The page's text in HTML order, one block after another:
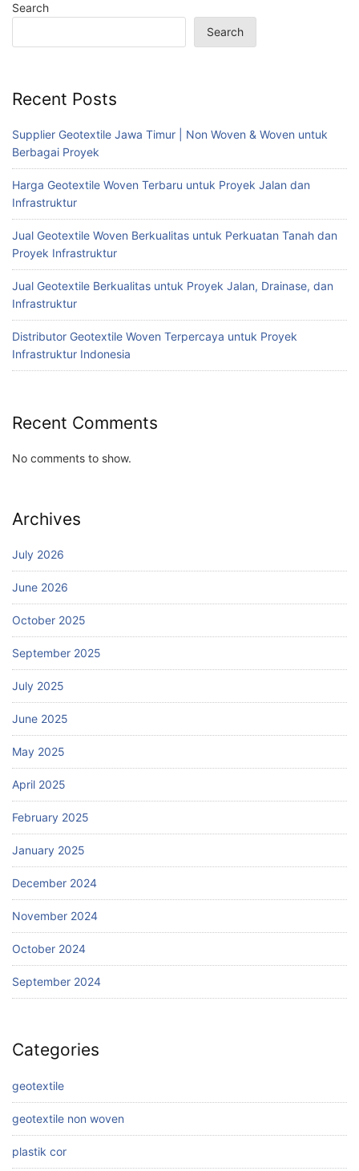
Search
Search
Recent Posts
Supplier Geotextile Jawa Timur | Non Woven & Woven untuk
Berbagai Proyek
Harga Geotextile Woven Terbaru untuk Proyek Jalan dan
Infrastruktur
Jual Geotextile Woven Berkualitas untuk Perkuatan Tanah dan
Proyek Infrastruktur
Jual Geotextile Berkualitas untuk Proyek Jalan, Drainase, dan
Infrastruktur
Distributor Geotextile Woven Terpercaya untuk Proyek
Infrastruktur Indonesia
Recent Comments
No comments to show.
Archives
July 2026
June 2026
October 2025
September 2025
July 2025
June 2025
May 2025
April 2025
February 2025
January 2025
December 2024
November 2024
October 2024
September 2024
Categories
geotextile
geotextile non woven
plastik cor